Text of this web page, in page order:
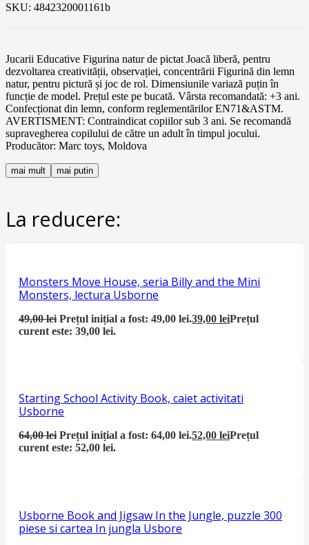
SKU: 4842320001161b
Jucarii Educative Figurina natur de pictat Joacă liberă, pentru
dezvoltarea creativității, observației, concentrării Figurină din lemn
natur, pentru pictură și joc de rol. Dimensiunile variază puțin în
funcție de model. Prețul este pe bucată. Vârsta recomandată: +3 ani.
Confecționat din lemn, conform reglementărilor EN71&ASTM.
AVERTISMENT: Contraindicat copiilor sub 3 ani. Se recomandă
supravegherea copilului de către un adult în timpul jocului.
Producător: Marc toys, Moldova
mai mult mai putin
La reducere:
Monsters Move House, seria Billy and the Mini
Monsters, lectura Usborne
49,00lei Prețul inițial a fost: 49,00 lei.39,00leiPrețul
curent este: 39,00 lei.
Starting School Activity Book, caiet activitati
Usborne
64,00lei Prețul inițial a fost: 64,00 lei.52,00leiPrețul
curent este: 52,00 lei.
Usborne Book and Jigsaw In the Jungle, puzzle 300
piese si cartea In jungla Usbore